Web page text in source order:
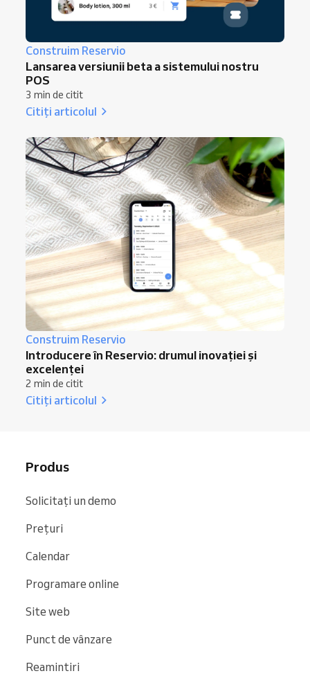
Construim Reservio
Lansarea versiunii beta a sistemului nostru
POS
3 min de citit
Citiți articolul
Construim Reservio
Introducere în Reservio: drumul inovației și
excelenței
2 min de citit
Citiți articolul
Produs
Solicitați un demo
Prețuri
Calendar
Programare online
Site web
Punct de vânzare
Reamintiri